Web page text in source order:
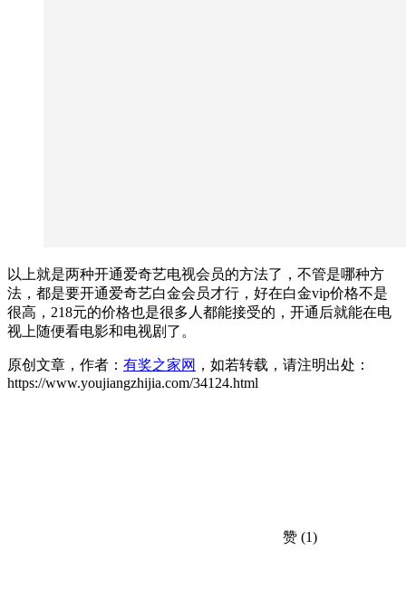
以上就是两种开通爱奇艺电视会员的方法了，不管是哪种方
法，都是要开通爱奇艺白金会员才行，好在白金vip价格不是
很高，218元的价格也是很多人都能接受的，开通后就能在电
视上随便看电影和电视剧了。
原创文章，作者： 有奖之家网 ，如若转载，请注明出处：
https://www.youjiangzhijia.com/34124.html
赞 (1)